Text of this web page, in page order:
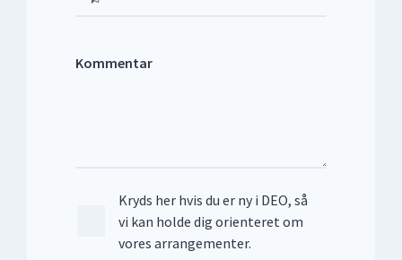
Kommentar
Kryds her hvis du er ny i DEO, så
vi kan holde dig orienteret om
vores arrangementer.